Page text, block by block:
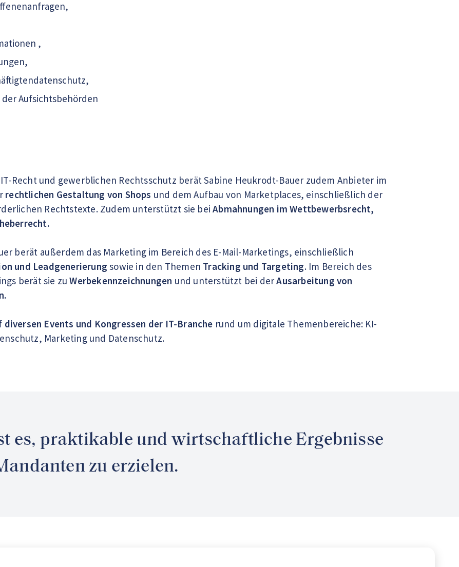
,
Aufsichtsbehörden
Recht und gewerblichen Rechtsschutz berät Sabine Heukrodt-Bauer zudem Anbieter im
rechtlichen Gestaltung von Shops und dem Aufbau von Marketplaces, einschließlich der
Rechtstexte. Zudem unterstützt sie beiAbmahnungen im Wettbewerbsrecht,
berät außerdem das Marketing im Bereich des E-Mail-Marketings, einschließlich
und Leadgenerierung sowie in den Themen Tracking und Targeting. Im Bereich des
berät sie zuWerbekennzeichnungen und unterstützt bei derAusarbeitung von
diversen Events und Kongressen der IT-Branche rund um digitale Themenbereiche: KI-
Marketing und Datenschutz.
es, praktikable und wirtschaftliche Ergebnisse
zu erzielen.